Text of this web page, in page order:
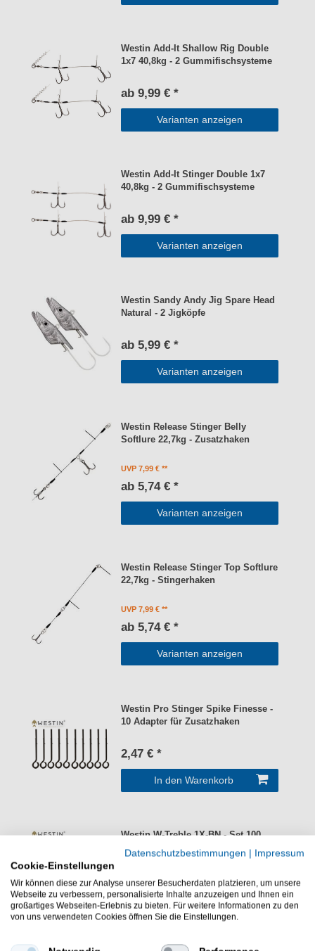
Westin Add-It Shallow Rig Double
1x7 40,8kg - 2 Gummifischsysteme
ab 9,99 € *
Varianten anzeigen
Westin Add-It Stinger Double 1x7
40,8kg - 2 Gummifischsysteme
ab 9,99 € *
Varianten anzeigen
Westin Sandy Andy Jig Spare Head
Natural - 2 Jigköpfe
ab 5,99 € *
Varianten anzeigen
Westin Release Stinger Belly
Softlure 22,7kg - Zusatzhaken
UVP 7,99 €
ab 5,74 € *
Varianten anzeigen
Westin Release Stinger Top Softlure
22,7kg - Stingerhaken
UVP 7,99 €
ab 5,74 € *
Varianten anzeigen
Westin Pro Stinger Spike Finesse -
10 Adapter für Zusatzhaken
2,47 € *
In den Warenkorb
Westin W-Treble 1X-BN - Set 100
Drillingshaken
ab 31,68 € *
Varianten anzeigen
Datenschutzbestimmungen | Impressum
Cookie-Einstellungen
Wir können diese zur Analyse unserer Besucherdaten platzieren, um unsere
Webseite zu verbessern, personalisierte Inhalte anzuzeigen und Ihnen ein
großartiges Webseiten-Erlebnis zu bieten. Für weitere Informationen zu den
von uns verwendeten Cookies öffnen Sie die Einstellungen.